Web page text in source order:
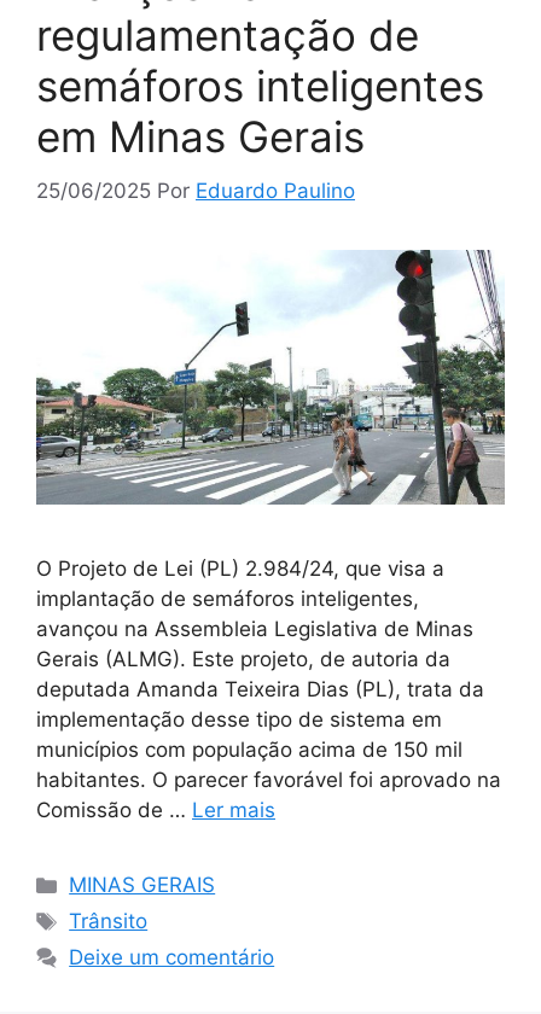
regulamentação de
semáforos inteligentes
em Minas Gerais
25/06/2025 Por Eduardo Paulino
O Projeto de Lei (PL) 2.984/24, que visa a
implantação de semáforos inteligentes,
avançou na Assembleia Legislativa de Minas
Gerais (ALMG). Este projeto, de autoria da
deputada Amanda Teixeira Dias (PL), trata da
implementação desse tipo de sistema em
municípios com população acima de 150 mil
habitantes. O parecer favorável foi aprovado na
Comissão de … Ler mais
Categorias
MINAS GERAIS
Tags
Trânsito
Deixe um comentário